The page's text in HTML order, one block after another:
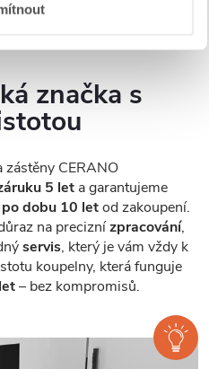
značka s
zástěny CERANO
5 let a garantujeme
dobu 10 letod zakoupení.
na preciznízpracování,
servis, který je vám vždy k
koupelny, která funguje
– bez kompromisů.